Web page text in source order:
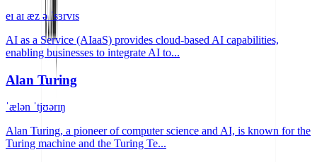
eɪ aɪ æz ə ˈsɜrvɪs
AI as a Service (AIaaS) provides cloud-based AI capabilities,
enabling businesses to integrate AI to...
Alan Turing
ˈælən ˈtjʊərɪŋ
Alan Turing, a pioneer of computer science and AI, is known for the
Turing machine and the Turing Te...